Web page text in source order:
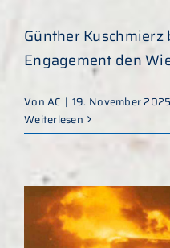
Günther
Engagement den
VonAC | 19. November 2025
Weiterlesen